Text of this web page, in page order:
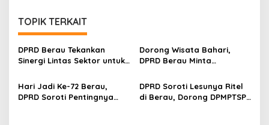
TOPIK TERKAIT
DPRD Berau Tekankan
Sinergi Lintas Sektor untuk
Dorong Wisata Bahari,
DPRD Berau Minta
Dermaga Sanggam
Hari Jadi Ke-72 Berau,
DPRD Soroti Pentingnya
DPRD Soroti Lesunya Ritel
di Berau, Dorong DPMPTSP